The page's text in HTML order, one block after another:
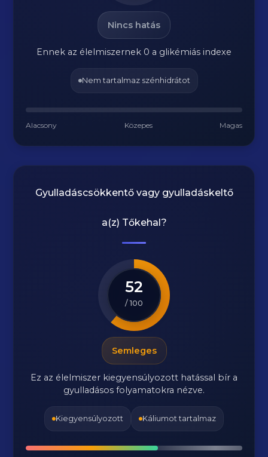
Nincs hatás
Ennek az élelmiszernek 0 a glikémiás indexe
Nem tartalmaz szénhidrátot
Alacsony Közepes Magas
Gyulladáscsökkentő vagy gyulladáskeltő
a(z) Tőkehal?
52
/ 100
Semleges
Ez az élelmiszer kiegyensúlyozott hatással bír a
gyulladásos folyamatokra nézve.
Kiegyensúlyozott Káliumot tartalmaz